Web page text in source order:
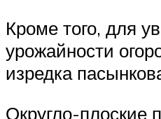
Кроме того, для
урожайности
изредка
Округло-плоские